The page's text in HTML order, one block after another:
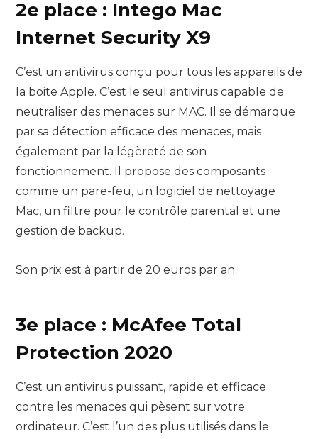
2e place : Intego Mac
Internet Security X9
C’est un antivirus conçu pour tous les appareils de
la boite Apple. C’est le seul antivirus capable de
neutraliser des menaces sur MAC. Il se démarque
par sa détection efficace des menaces, mais
également par la légèreté de son
fonctionnement. Il propose des composants
comme un pare-feu, un logiciel de nettoyage
Mac, un filtre pour le contrôle parental et une
gestion de backup.
Son prix est à partir de 20 euros par an.
3e place : McAfee Total
Protection 2020
C’est un antivirus puissant, rapide et efficace
contre les menaces qui pèsent sur votre
ordinateur. C’est l’un des plus utilisés dans le